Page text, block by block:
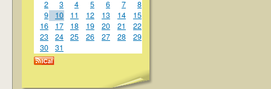
2
3 4 5 6 7
8
9
10 11 12 13 14
15
16
17 18 19 20 21
22
23
24 25 26 27 28
29
30
31